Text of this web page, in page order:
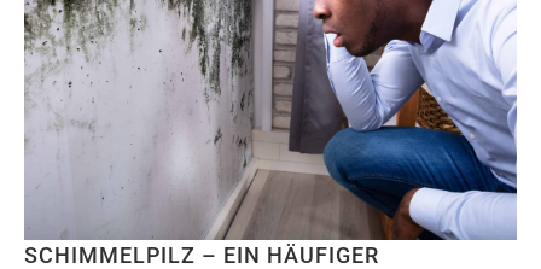
SCHIMMELPILZ – EIN HÄUFIGER